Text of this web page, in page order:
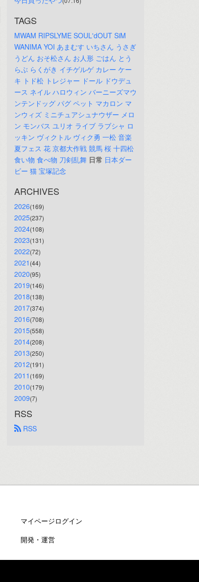
TAGS
MWAM RIPSLYME SOUL'dOUT SiM
WANIMA YOI あまむす いちさん うさぎ
うどん おそ松さん お人形 ごはん とう
らぶ らくがき イチゲルゲ カレー ケー
キ トド松 トレジャー ドール ドウデュ
ース ネイル ハロウィン バーニーズマウ
ンテンドッグ パグ ペット マカロン マ
ンウィズ ミニチュアシュナウザー メロ
ン モンバス ユリオ ライブ ラブシャ ロ
ッキン ヴィクトル ヴィク勇 一松 音楽
夏フェス 花 京都大作戦 競馬 桜 十四松
食い物 食べ物 刀剣乱舞 日常 日本ダー
ビー 猫 宝塚記念
ARCHIVES
2026(169)
2025(237)
2024(108)
2023(131)
2022(72)
2021 (44)
2020(95)
2019(146)
2018(138)
2017(374)
2016(708)
2015(558)
2014(208)
2013(250)
2012(191)
2011 (169)
2010(179)
2009(7)
RSS
RSS
マイページログイン
開発・運営